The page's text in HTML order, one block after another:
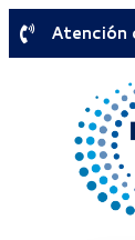
Atención